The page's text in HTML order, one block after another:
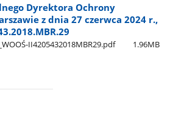
Dyrektora Ochrony
z dnia 27 czerwca 2024 r.,
II4205432018MBR29.pdf 1.96MB